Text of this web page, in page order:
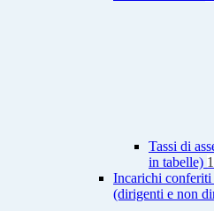
Tassi di
in tabelle) 1
Incarichi conferiti
(dirigenti e non